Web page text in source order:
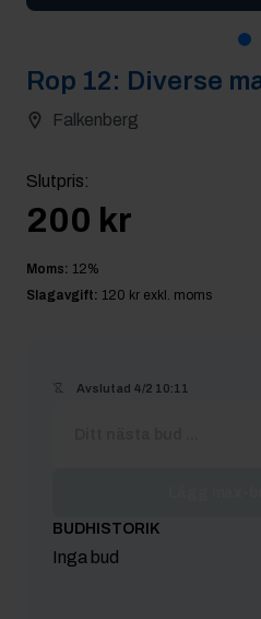
Rop 12: Diverse
Falkenberg
Slutpris:
200 kr
Moms: 12%
Slagavgift: 120 kr exkl. moms
Avslutad 4/2 10:11
BUDHISTORIK
Inga bud